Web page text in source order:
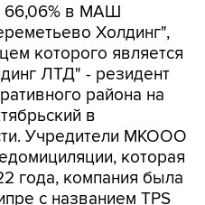
66,06% в МАШ
Холдинг",
которого является
ЛТД" - резидент
района на
в
Учредители МКООО
которая
года, компания была
с названием TPS